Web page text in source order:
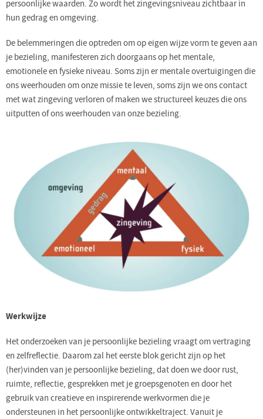
persoonlijke waarden. Zo wordt het zingevingsniveau zichtbaar in
hun gedrag en omgeving.
De belemmeringen die optreden om op eigen wijze vorm te geven aan
je bezieling, manifesteren zich doorgaans op het mentale,
emotionele en fysieke niveau. Soms zijn er mentale overtuigingen die
ons weerhouden om onze missie te leven, soms zijn we ons contact
met wat zingeving verloren of maken we structureel keuzes die ons
uitputten of ons weerhouden van onze bezieling.
Werkwijze
Het onderzoeken van je persoonlijke bezieling vraagt om vertraging
en zelfreflectie. Daarom zal het eerste blok gericht zijn op het
(her)vinden van je persoonlijke bezieling, dat doen we door rust,
ruimte, reflectie, gesprekken met je groepsgenoten en door het
gebruik van creatieve en inspirerende werkvormen die je
ondersteunen in het persoonlijke ontwikkeltraject. Vanuit je